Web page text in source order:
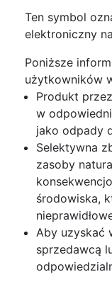
Ten symbol
elektroniczny
Poniższe
użytkowników
Produkt
w
jako odpady
Selektywna
zasoby
środowiska,
Aby uzyskać
sprzedawcą